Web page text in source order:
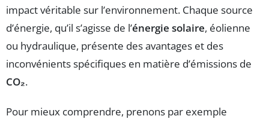
impact véritable sur l’environnement. Chaque source
d’énergie, qu’il s’agisse de l’énergie solaire, éolienne
ou hydraulique, présente des avantages et des
inconvénients spécifiques en matière d’émissions de
CO₂.
Pour mieux comprendre, prenons par exemple